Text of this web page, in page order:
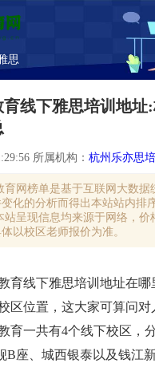
思
线下雅思培训地址
所属机构：杭州乐亦思
育网榜单是基于互联网大数据
化的分析而得出本站站内排
站呈现信息均来源于网络，价
以校区老师报价为准。
育线下雅思培训地址在哪
区位置，这大家可算问对
育一共有4个线下校区，
B座、城西银泰以及钱江新